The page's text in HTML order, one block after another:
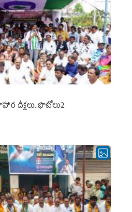
దీక్షలు..ఫొటోలు2